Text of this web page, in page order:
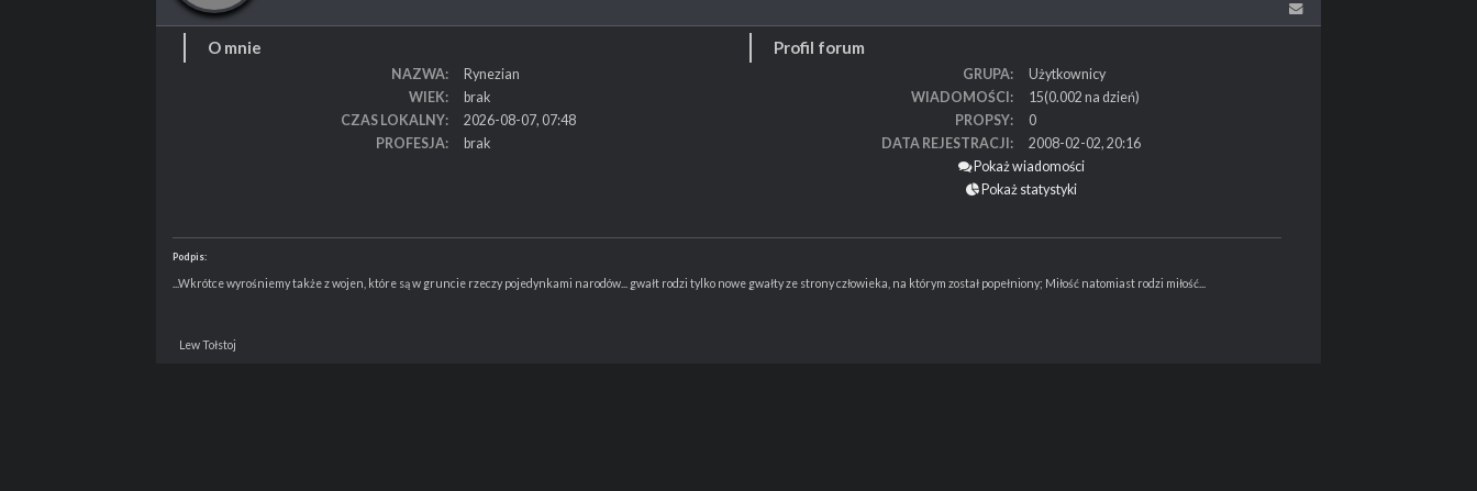
O mnie
NAZWA
Rynezian
WIEK
brak
CZAS LOKALNY
2026-08-07, 07:48
PROFESJA
brak
Profil forum
GRUPA
Użytkownicy
WIADOMOŚCI
15(0.002 na dzień)
PROPSY
0
DATA REJESTRACJI
2008-02-02, 20:16
Pokaż wiadomości
Pokaż statystyki
Podpis:
...Wkrótce wyrośniemy także z wojen, które są w gruncie rzeczy pojedynkami narodów... gwałt rodzi tylko nowe gwałty ze strony człowieka, na którym został popełniony; Miłość natomiast rodzi miłość...
Lew Tołstoj